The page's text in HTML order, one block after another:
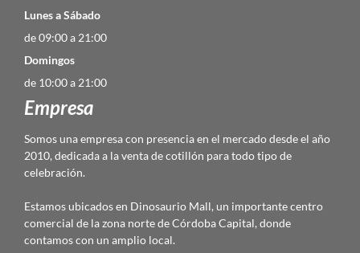
Lunes a Sábado
de 09:00 a 21:00
Domingos
de 10:00 a 21:00
Empresa
Somos una empresa con presencia en el mercado desde el año
2010, dedicada a la venta de cotillón para todo tipo de
celebración.
Estamos ubicados en Dinosaurio Mall, un importante centro
comercial de la zona norte de Córdoba Capital, donde
contamos con un amplio local.